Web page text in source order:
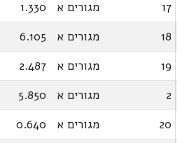
17
מגורים א 1.330
18
מגורים א 6.105
19
מגורים א 2.487
2
מגורים א 5.850
20
מגורים א 0.640